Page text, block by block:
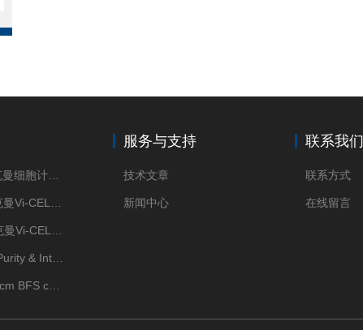
服务与支持
技术文章
新闻中心
联系我们
联系方式
在线留言